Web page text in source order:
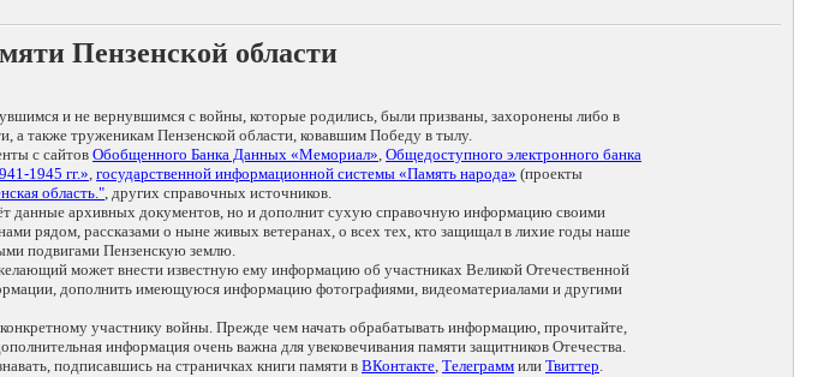
Пензенской области
и не вернувшимся с войны, которые родились, были призваны, захоронены либо в
а также труженикам Пензенской области, ковавшим Победу в тылу.
с сайтовОбобщенного Банка Данных «Мемориал», Общедоступного электронного банка
1945 гг.», государственной информационной системы «Память народа» (проекты
область.", других справочных источников.
данные архивных документов, но и дополнит сухую справочную информацию своими
рядом, рассказами о ныне живых ветеранах, о всех тех, кто защищал в лихие годы наше
подвигами Пензенскую землю.
может внести известную ему информацию об участниках Великой Отечественной
дополнить имеющуюся информацию фотографиями, видеоматериалами и другими
участнику войны. Прежде чем начать обрабатывать информацию, прочитайте,
информация очень важна для увековечивания памяти защитников Отечества.
подписавшись на страничках книги памяти вВКонтакте, Телеграмм или Твиттер.